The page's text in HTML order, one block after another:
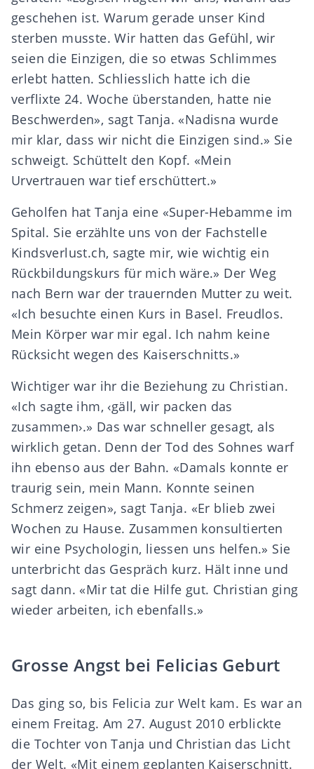
geschehen ist. Warum gerade unser Kind
sterben musste. Wir hatten das Gefühl, wir
seien die Einzigen, die so etwas Schlimmes
erlebt hatten. Schliesslich hatte ich die
verflixte 24. Woche überstanden, hatte nie
Beschwerden», sagt Tanja. «Nadisna wurde
mir klar, dass wir nicht die Einzigen sind.» Sie
schweigt. Schüttelt den Kopf. «Mein
Urvertrauen war tief erschüttert.»
Geholfen hat Tanja eine «Super-Hebamme im
Spital. Sie erzählte uns von der Fachstelle
Kindsverlust.ch, sagte mir, wie wichtig ein
Rückbildungskurs für mich wäre.» Der Weg
nach Bern war der trauernden Mutter zu weit.
«Ich besuchte einen Kurs in Basel. Freudlos.
Mein Körper war mir egal. Ich nahm keine
Rücksicht wegen des Kaiserschnitts.»
Wichtiger war ihr die Beziehung zu Christian.
«Ich sagte ihm, ‹gäll, wir packen das
zusammen›.» Das war schneller gesagt, als
wirklich getan. Denn der Tod des Sohnes warf
ihn ebenso aus der Bahn. «Damals konnte er
traurig sein, mein Mann. Konnte seinen
Schmerz zeigen», sagt Tanja. «Er blieb zwei
Wochen zu Hause. Zusammen konsultierten
wir eine Psychologin, liessen uns helfen.» Sie
unterbricht das Gespräch kurz. Hält inne und
sagt dann. «Mir tat die Hilfe gut. Christian ging
wieder arbeiten, ich ebenfalls.»
Grosse Angst bei Felicias Geburt
Das ging so, bis Felicia zur Welt kam. Es war an
einem Freitag. Am 27. August 2010 erblickte
die Tochter von Tanja und Christian das Licht
der Welt. «Mit einem geplanten Kaiserschnitt.